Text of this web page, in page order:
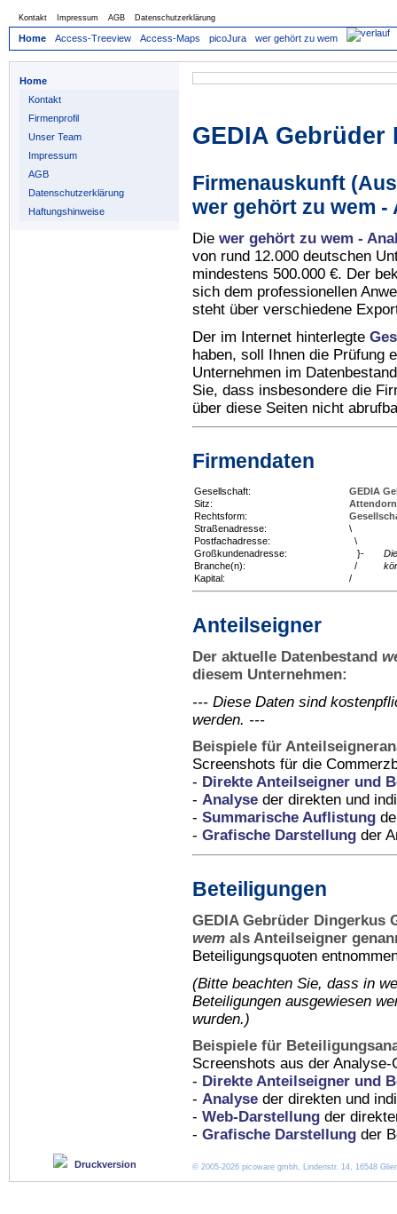
Kontakt Impressum AGB Datenschutzerklärung
Home Access-Treeview Access-Maps picoJura wer gehört zu wem
Home
Kontakt
Firmenprofil
Unser Team
Impressum
AGB
Datenschutzerklärung
Haftungshinweise
GEDIA
Firmenauskunft
wer gehört zu wem -
Die wer gehört zu wem -
von rund 12.000 deutschen
mindestens 500.000 €. Der
sich dem professionellen
steht über verschiedene
Der im Internet hinterlegte
haben, soll Ihnen die Prüfung
Unternehmen im
Sie, dass insbesondere die
über diese Seiten nicht
Firmendaten
Gesellschaft:
GEDIA
Sitz:
Attendorn
Rechtsform:
Straßenadresse:
\
Postfachadresse:
\
Großkundenadresse:
}-
Branche(n):
/
Kapital:
/
Anteilseigner
Der aktuelle Datenbestand
diesem Unternehmen:
--- Diese Daten sind
werden. ---
Beispiele für
Screenshots für die
- Direkte Anteilseigner und
- Analyse der direkten und
- Summarische Auflistung
- Grafische Darstellung der
Beteiligungen
GEDIA Gebrüder Dingerkus
wem als Anteilseigner
Beteiligungsquoten
(Bitte beachten Sie, dass in
Beteiligungen ausgewiesen
wurden.)
Beispiele für
Screenshots aus der Analyse-
- Direkte Anteilseigner und
- Analyse der direkten und
- Web-Darstellung der
- Grafische Darstellung der
Druckversion © 2005-2026 picoware gmbh, Lindenstr. 14, 16548